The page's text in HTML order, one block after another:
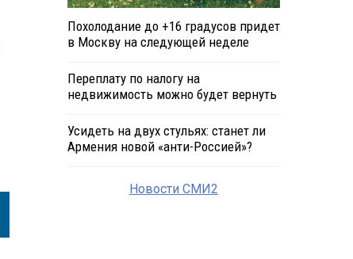
Похолодание до +16 градусов придет
в Москву на следующей неделе
Переплату по налогу на
недвижимость можно будет вернуть
Усидеть на двух стульях: станет ли
Армения новой «анти-Россией»?
Новости СМИ2